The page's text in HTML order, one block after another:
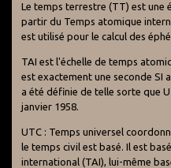
Le temps terrestre (TT) est une
partir du Temps atomique
est utilisé pour le calcul des
TAI est l'échelle de temps
est exactement une seconde SI
a été définie de telle sorte que
janvier 1958.
UTC : Temps universel
le temps civil est basé. Il est
international (TAI), lui-même